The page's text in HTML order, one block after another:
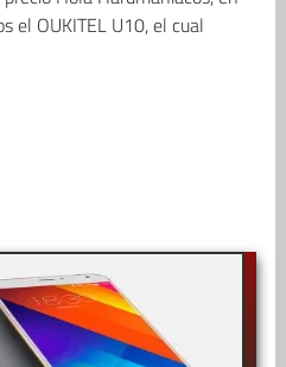
el OUKITEL U10, el cual